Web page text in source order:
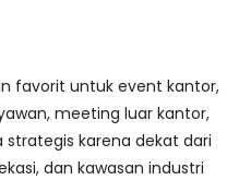
favorit untuk event kantor,
meeting luar kantor,
strategis karena dekat dari
dan kawasan industri